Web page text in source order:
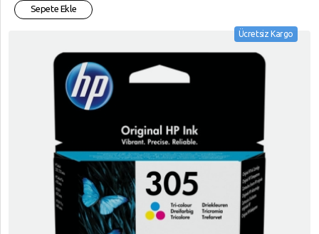
Sepete Ekle
Ücretsiz Kargo